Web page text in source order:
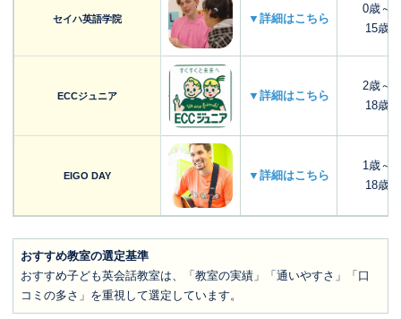
セイハ英語学院 ▼詳細はこちら
0歳～
15歳
ECCジュニア ▼詳細はこちら
2歳～
18歳
EIGO DAY ▼詳細はこちら
1歳～
18歳
おすすめ教室の選定基準
おすすめ子ども英会話教室は、「教室の実績」「通いやすさ」「口
コミの多さ」を重視して選定しています。